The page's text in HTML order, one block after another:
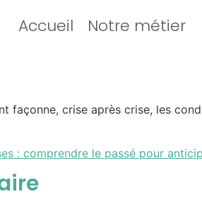
Accueil Notre métier
façonne, crise après crise, les
: comprendre le passé pour